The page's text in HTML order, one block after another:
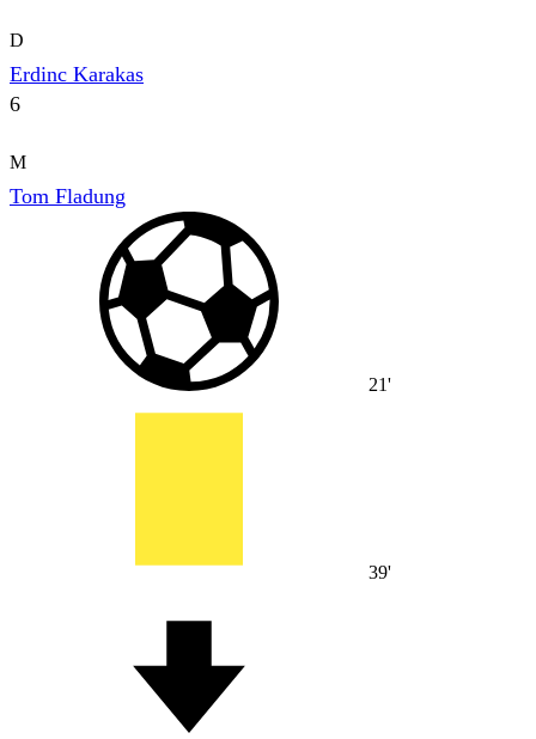
D
Erdinc Karakas
6
M
Tom Fladung
21'
39'